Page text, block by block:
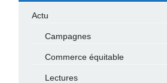
Actu
Campagnes
Commerce équitable
Lectures